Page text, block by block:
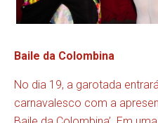
Baile da Colombina
No dia 19, a garotada
carnavalesco com a